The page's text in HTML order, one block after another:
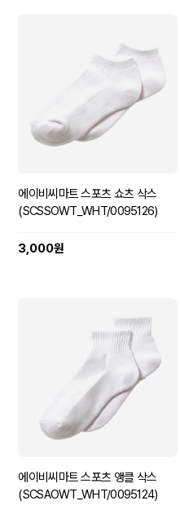
에이비씨마트 스포츠 쇼츠 삭스
(SCSSOWT_WHT/0095126)
3,000원
에이비씨마트 스포츠 앵클 삭스
(SCSAOWT_WHT/0095124)